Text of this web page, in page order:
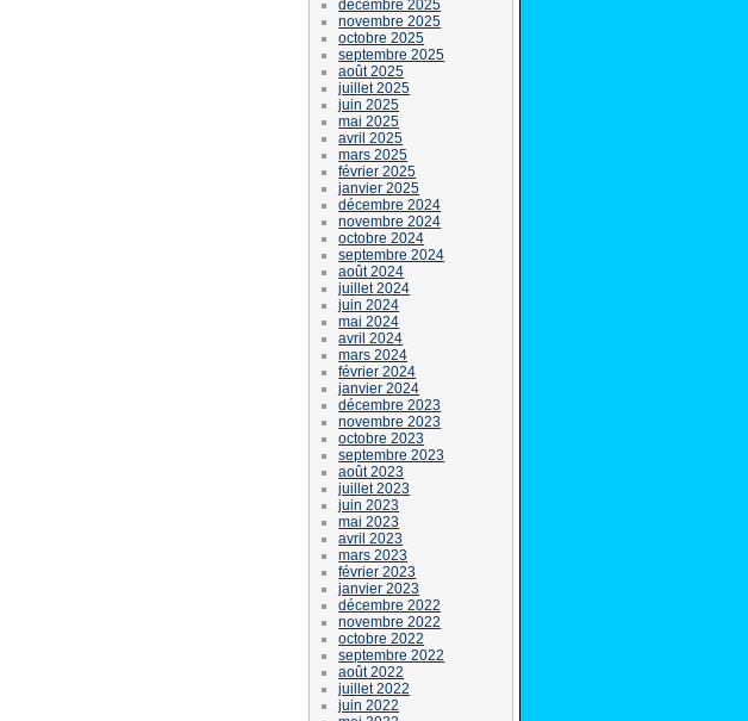
décembre 2025
novembre 2025
octobre 2025
septembre 2025
août 2025
juillet 2025
juin 2025
mai 2025
avril 2025
mars 2025
février 2025
janvier 2025
décembre 2024
novembre 2024
octobre 2024
septembre 2024
août 2024
juillet 2024
juin 2024
mai 2024
avril 2024
mars 2024
février 2024
janvier 2024
décembre 2023
novembre 2023
octobre 2023
septembre 2023
août 2023
juillet 2023
juin 2023
mai 2023
avril 2023
mars 2023
février 2023
janvier 2023
décembre 2022
novembre 2022
octobre 2022
septembre 2022
août 2022
juillet 2022
juin 2022